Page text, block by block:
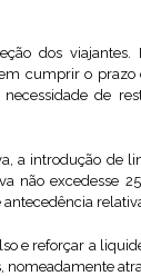
dos viajantes.
cumprir o
de
a introdução de
não excedesse
e reforçar a
nomeadamente